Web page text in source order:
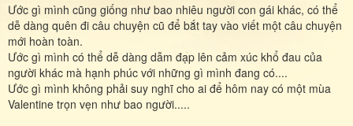
Ước gì mình cũng giống như bao nhiêu người con gái khác, có thể
dễ dàng quên đi câu chuyện cũ để bắt tay vào viết một câu chuyện
mới hoàn toàn.
Ước gì mình có thể dễ dàng dẫm đạp lên cảm xúc khổ đau của
người khác mà hạnh phúc với những gì mình đang có....
Ước gì mình không phải suy nghĩ cho ai để hôm nay có một mùa
Valentine trọn vẹn như bao người.....